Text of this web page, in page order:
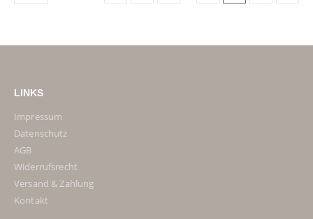
LINKS
Impressum
Datenschutz
AGB
Widerrufsrecht
Versand & Zahlung
Kontakt